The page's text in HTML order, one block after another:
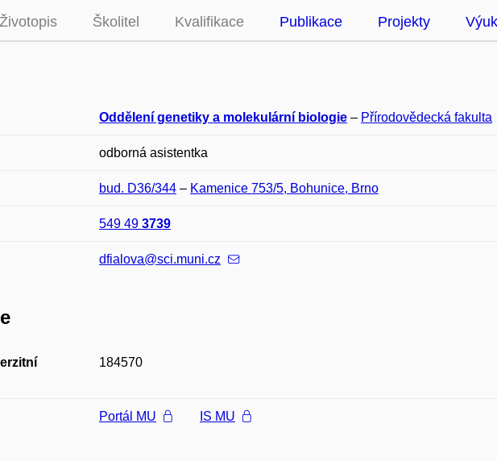
Životopis Školitel Kvalifikace Publikace Projekty
Oddělení genetiky a molekulární biologie – Přírodovědecká fakulta
odborná asistentka
bud. D36/344 – Kamenice 753/5, Bohunice, Brno
549 49 3739
dfialova@sci.muni.cz
184570
Portál MU IS MU